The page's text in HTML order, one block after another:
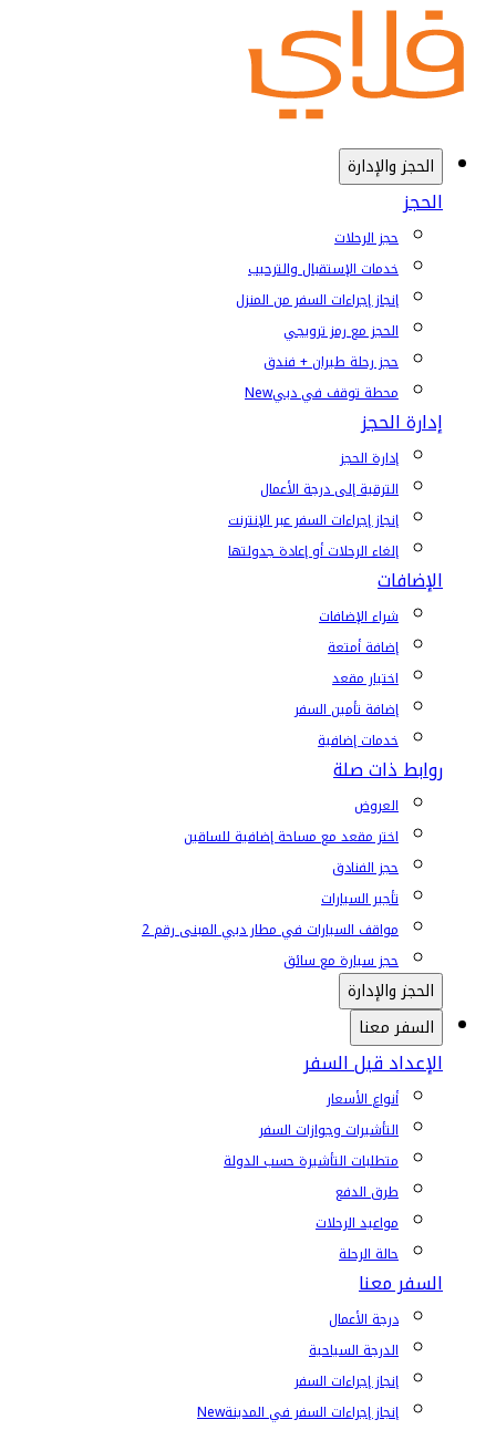
الحجز والإدارة
الحجز
حجز الرحلات
خدمات الإستقبال والترحيب
إنجاز إجراءات السفر من المنزل
الحجز مع رمز ترويجي
حجز رحلة طيران + فندق
محطة توقف في دبيNew
إدارة الحجز
إدارة الحجز
الترقية إلى درجة الأعمال
إنجاز إجراءات السفر عبر الإنترنت
إلغاء الرحلات أو إعادة جدولتها
الإضافات
شراء الإضافات
إضافة أمتعة
اختيار مقعد
إضافة تأمين السفر
خدمات إضافية
روابط ذات صلة
العروض
اختر مقعد مع مساحة إضافية للساقين
حجز الفنادق
تأجير السيارات
مواقف السيارات في مطار دبي المبنى رقم 2
حجز سيارة مع سائق
الحجز والإدارة
السفر معنا
الإعداد قبل السفر
أنواع الأسعار
التأشيرات وجوازات السفر
متطلبات التأشيرة حسب الدولة
طرق الدفع
مواعيد الرحلات
حالة الرحلة
السفر معنا
درجة الأعمال
الدرجة السياحية
إنجاز إجراءات السفر
إنجاز إجراءات السفر في المدينةNew